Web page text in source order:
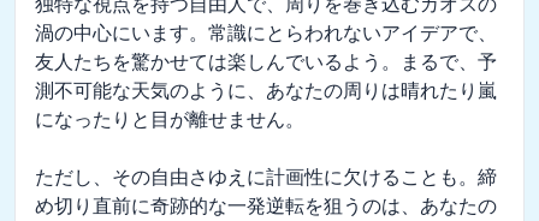
渦の中心にいます。常識にとらわれないアイデアで、
友人たちを驚かせては楽しんでいるよう。まるで、予
測不可能な天気のように、あなたの周りは晴れたり嵐
になったりと目が離せません。
ただし、その自由さゆえに計画性に欠けることも。締
め切り直前に奇跡的な一発逆転を狙うのは、あなたの